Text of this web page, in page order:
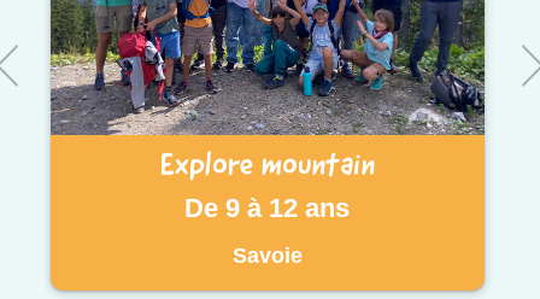
Explore mountain
De 9 à 12 ans
Savoie